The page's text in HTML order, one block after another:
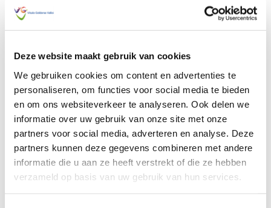
Deze website maakt gebruik van cookies
We gebruiken cookies om content en advertenties te
personaliseren, om functies voor social media te bieden
en om ons websiteverkeer te analyseren. Ook delen we
informatie over uw gebruik van onze site met onze
partners voor social media, adverteren en analyse. Deze
partners kunnen deze gegevens combineren met andere
informatie die u aan ze heeft verstrekt of die ze hebben
verzameld op basis van uw gebruik van hun services.
de werkagenda voor 2024 is vastgesteld en
samenwerking met de coalitie Data, onderzoek en
Teamleden
Het programmateam van deze coalitie bestaat uit
Bianca Looise (HAGV), Karin Scholten (Icare), Anja
Laban (ZGV), Ard Kleijer (Opella), Anja Oostveen (Icare,
Netwerk Palliatief), Erwin Vroom (Solidez), Maaike
Jager – Reijs (Vilente), Adrianne Leusink (Gemeente
Barneveld), Scott de Boer (Gemeente Veenendaal) en
Amy Mulder (Gemeente Renswoude).